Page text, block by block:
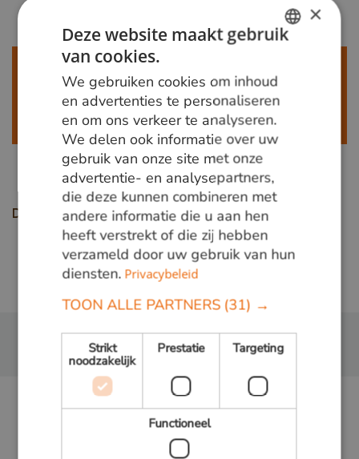
Meer weten?
Bel ons op +31 348 820000of mail
info@vandenberghardhout.nl.
Let op, wij leveren alleen aan bedrijven.
Deel deze pagina
Terug naar overzicht
WIJ ZOEKEN NIEUWE
GERMAN
ENGLISH
×
Deze website maakt gebruik
van cookies.
We gebruiken cookies om inhoud
en advertenties te personaliseren
en om ons verkeer te analyseren.
We delen ook informatie over uw
gebruik van onze site met onze
advertentie- en analysepartners,
die deze kunnen combineren met
andere informatie die u aan hen
heeft verstrekt of die zij hebben
verzameld door uw gebruik van hun
diensten. Privacybeleid
TOON ALLE PARTNERS (31) →
Strikt
noodzakelijk
Prestatie Targeting
Functioneel